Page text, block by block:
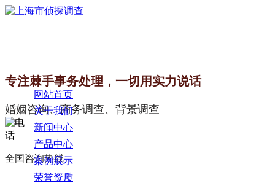
专注棘手事务处理，一切用实力说话
婚姻咨询、商务调查、背景调查
全国咨询热线
网站首页
关于我们
新闻中心
产品中心
案例展示
荣誉资质